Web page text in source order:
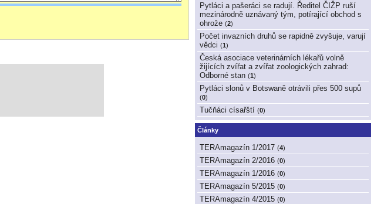
Pytláci a pašeráci se radují. Ředitel ČIŽP ruší
mezinárodně uznávaný tým, potírající obchod s
ohrože (2)
Počet invazních druhů se rapidně zvyšuje, varují
vědci (1)
Česká asociace veterinárních lékařů volně
žijících zvířat a zvířat zoologických zahrad:
Odborné stan (1)
Pytláci slonů v Botswaně otrávili přes 500 supů
(0)
Tučňáci císařští (0)
Články
TERAmagazín 1/2017 (4)
TERAmagazín 2/2016 (0)
TERAmagazín 1/2016 (0)
TERAmagazín 5/2015 (0)
TERAmagazín 4/2015 (0)